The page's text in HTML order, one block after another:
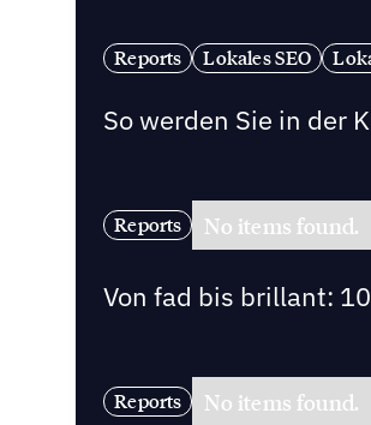
Reports Lokales SEO
So werden Sie in der
Reports No items found.
Von fad bis brillant:
Reports No items found.